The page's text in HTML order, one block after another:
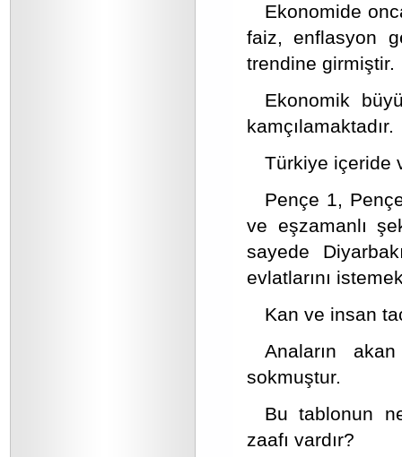
Ekonomide
faiz, enflasyon
trendine girmiştir.
Ekonomik
kamçılamaktadır.
Türkiye içeride
Pençe 1,
ve eşzamanlı
sayede
evlatlarını
Kan ve insan
Anaların
sokmuştur.
Bu tablonun
zaafı vardır?